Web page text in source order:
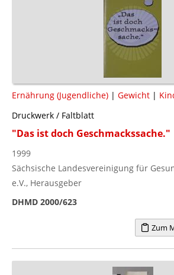
Ernährung (Jugendliche) | Gewicht |
Druckwerk / Faltblatt
"Das ist doch Geschmackssache."
1999
Sächsische Landesvereinigung für
e.V., Herausgeber
DHMD 2000/623
Zum